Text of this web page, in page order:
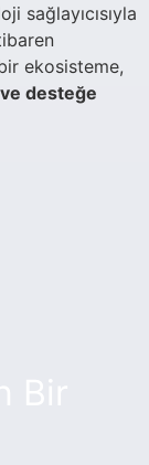
sağlayıcısıyla
ekosisteme,
desteğe